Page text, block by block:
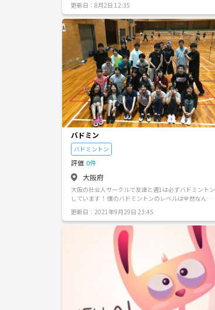
して続けることを大切にしています。 ダンス未経験の
方、ブランクのある方、お一人で参加される方も歓迎
です。 少人数で、安心して参加しやすい雰囲気を大切
にしながら、基礎から丁寧に進めていきます。 「やっ
てみたかったけどなかなか始められなかった」 「昔踊
っていて、またダンスを楽しみたい」 「新しい趣味や
居場所を作りたい」 そんな方に来ていただけたら嬉し
いです。 ジャンルは、ダンス入門・LOCK・STYLE HIP
HOP・K-POP などを予定しています。 大阪（梅田・京
橋周辺）で活動予定です。 ダンスを通じて、無理なく
楽しくつながれる場を目指しています。 ぜひ気軽にご
参加ください。
更新日：8月2日 12:35
バドミン
バドミントン
評価 0件
大阪府
大阪の社会人サークルで友達と週1は必ずバドミントン
しています！ 僕のバドミントンのレベルは全然なんで
らってます！ 初心者の子もきていて、初めてラケット
持ったこもきているので、一緒にバドミントンできる
方募集してます！😆 レベル分けもしてるので、初心者
から上級者までOKです😊 体育館は吹田と京橋が多い
4日(土)15時〜 12月5日(日)13時〜 12月11日(土)15
時〜 12月12日(日)15時〜 12月18日(土)15時〜 12月1
し出し有 参加費300円〜400円 20代の方のみ募集して
ます！ 参加したい方は人数制限あるのでお早めにお願
更新日：2021年9月29日 23:45